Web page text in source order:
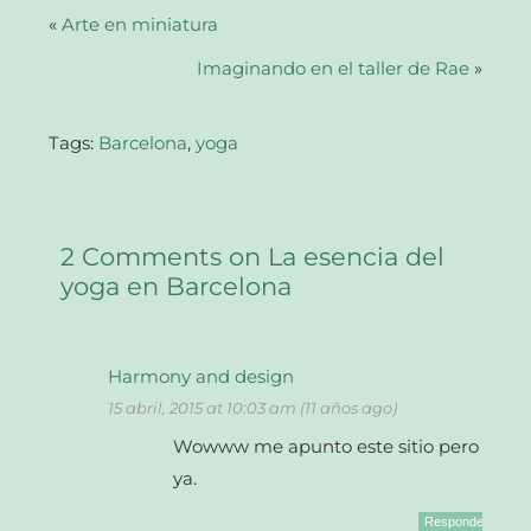
ventana
nueva)
«Arte en miniatura
Imaginando en el taller de Rae»
Tags: Barcelona,yoga
2 Comments on La esencia del
yoga en Barcelona
Harmony and design
15 abril, 2015 at 10:03 am (11 años ago)
Wowww me apunto este sitio pero
ya.
Responder